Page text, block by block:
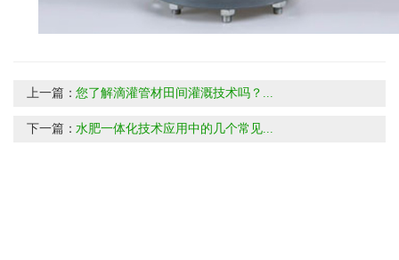
上一篇：您了解滴灌管材田间灌溉技术吗？...
下一篇：水肥一体化技术应用中的几个常见...